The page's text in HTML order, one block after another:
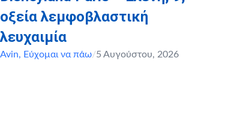
οξεία λεμφοβλαστική
λευχαιμία
Avin, Εύχομαι να πάω/5 Αυγούστου, 2026